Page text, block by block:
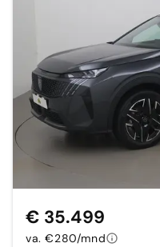
€ 35.499
va. €280/mnd